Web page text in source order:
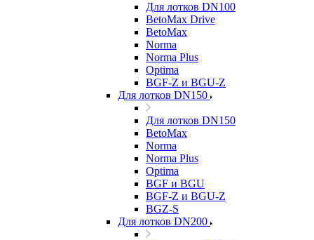
Для лотков DN100
BetoMax Drive
BetoMax
Norma
Norma Plus
Optima
BGF-Z и BGU-Z
Для лотков DN150
Для лотков DN150
BetoMax
Norma
Norma Plus
Optima
BGF и BGU
BGF-Z и BGU-Z
BGZ-S
Для лотков DN200